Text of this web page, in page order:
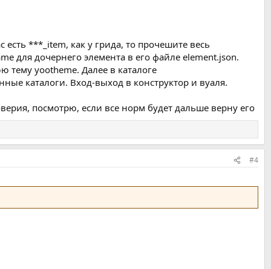
***_item, как у грида, то прочешите весь
для дочернего элемента в его файле element.json.
тему yootheme. Далее в каталоге
каталоги. Вход-выход в конструктор и вуаля.
посмотрю, если все норм будет дальше верну его
#4